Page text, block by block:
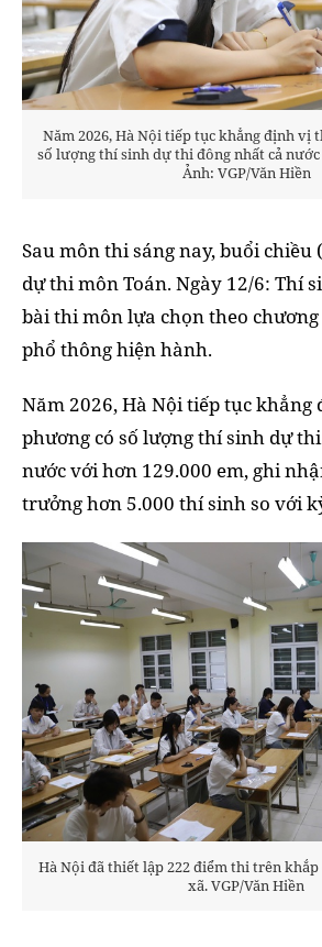
Năm 2026, Hà Nội tiếp tục khẳng định vị
số lượng thí sinh dự thi đông nhất cả nước
Ảnh: VGP/Văn Hiền
Sau môn thi sáng nay, buổi chiều
dự thi môn Toán. Ngày 12/6: Thí
bài thi môn lựa chọn theo
phổ thông hiện hành.
Năm 2026, Hà Nội tiếp tục khẳng
phương có số lượng thí sinh dự
nước với hơn 129.000 em, ghi
trưởng hơn 5.000 thí sinh so với
Hà Nội đã thiết lập 222 điểm thi trên khắp
xã. VGP/Văn Hiền